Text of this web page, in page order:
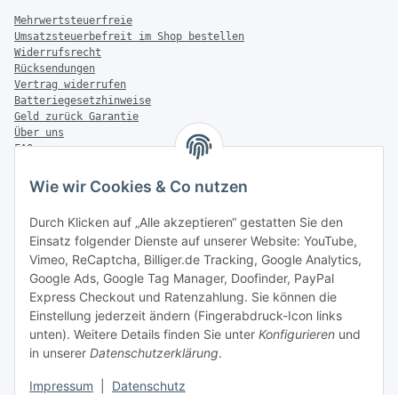
Wie wir Cookies & Co nutzen
Durch Klicken auf „Alle akzeptieren“ gestatten Sie den
Einsatz folgender Dienste auf unserer Website: YouTube,
Vimeo, ReCaptcha, Billiger.de Tracking, Google Analytics,
Google Ads, Google Tag Manager, Doofinder, PayPal
Express Checkout und Ratenzahlung. Sie können die
Einstellung jederzeit ändern (Fingerabdruck-Icon links
unten). Weitere Details finden Sie unter Konfigurieren und
in unserer Datenschutzerklärung.
Impressum Datenschutz
Mehrwertsteuerfreie
Umsatzsteuerbefreit im Shop bestellen
Widerrufsrecht
Rücksendungen
Vertrag widerrufen
Batteriegesetzhinweise
Geld zurück Garantie
Über uns
FAQ
Zahlung & Versand
Versandinformationen
Sonstiges